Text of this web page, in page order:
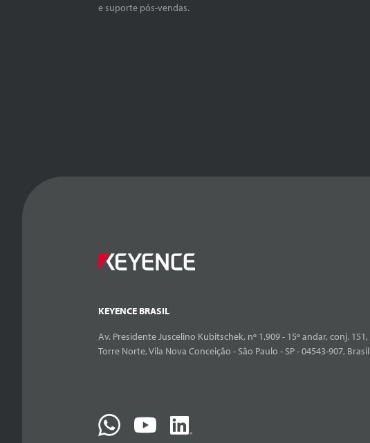
e suporte pós-vendas.
KEYENCE BRASIL
Av. Presidente Juscelino Kubitschek, nº 1.909 - 15º andar, conj. 151,
Torre Norte, Vila Nova Conceição - São Paulo - SP - 04543-907, Brasil